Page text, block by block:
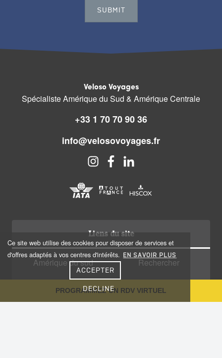
Ce site web utilise des cookies pour disposer de services et
d'offres adaptés à vos centres d'intérêts.
EN SAVOIR PLUS
DECLINE
ACCEPTER
PROGRAMMEZ UN RDV VIRTUEL
Veloso Voyages
Spécialiste Amérique du Sud & Amérique Centrale
+33 1 70 70 90 36
info@velosovoyages.fr
Liens du site
Amérique du sud
Amérique centrale
Caraïbes
Rechercher
Qui sommes nous?
Recrutement